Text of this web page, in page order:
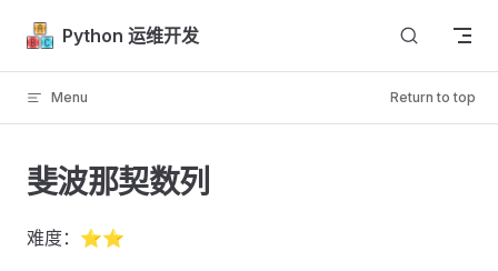
Skip to content
Python 运维开发
Menu Return to top
斐波那契数列
难度：⭐⭐